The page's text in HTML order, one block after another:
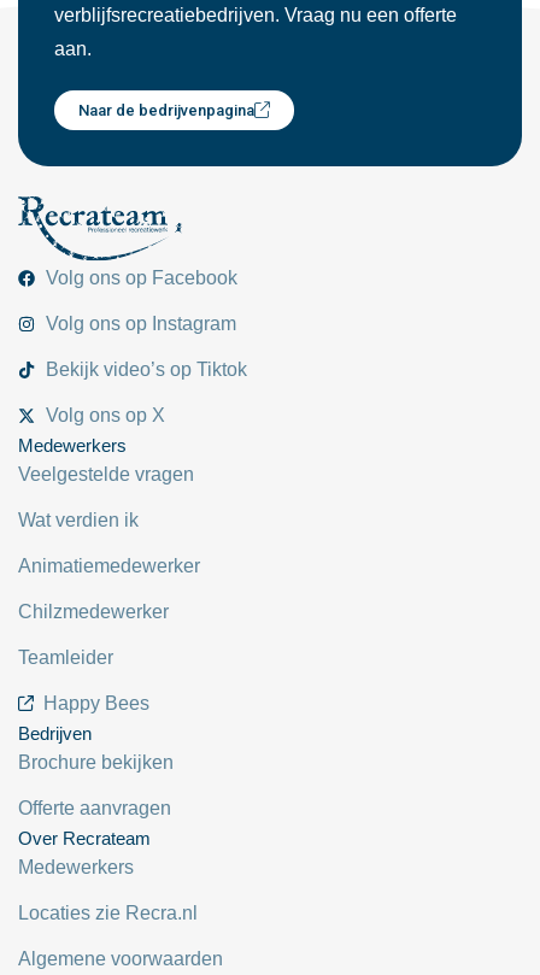
verblijfsrecreatiebedrijven. Vraag nu een offerte
aan.
Naar de bedrijvenpagina
Volg ons op Facebook
Volg ons op Instagram
Bekijk video’s op Tiktok
Volg ons op X
Medewerkers
Veelgestelde vragen
Wat verdien ik
Animatiemedewerker
Chilzmedewerker
Teamleider
Happy Bees
Bedrijven
Brochure bekijken
Offerte aanvragen
Over Recrateam
Medewerkers
Locaties zie Recra.nl
Algemene voorwaarden